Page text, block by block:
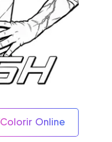
Colorir Online